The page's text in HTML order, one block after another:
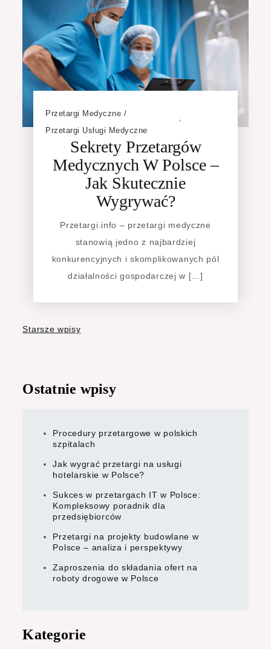
Przetargi Medyczne
Przetargi Usługi Medyczne
Sekrety Przetargów
Medycznych W Polsce –
Jak Skutecznie
Wygrywać?
Przetargi.info – przetargi medyczne
stanowią jedno z najbardziej
konkurencyjnych i skomplikowanych pól
działalności gospodarczej w […]
Nawigacja
wpisach
Starsze wpisy
Ostatnie wpisy
Procedury przetargowe w polskich
szpitalach
Jak wygrać przetargi na usługi
hotelarskie w Polsce?
Sukces w przetargach IT w Polsce:
Kompleksowy poradnik dla
przedsiębiorców
Przetargi na projekty budowlane w
Polsce – analiza i perspektywy
Zaproszenia do składania ofert na
roboty drogowe w Polsce
Kategorie